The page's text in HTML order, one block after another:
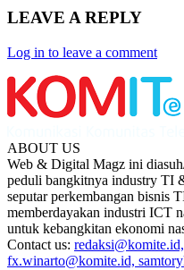
LEAVE A REPLY
Log in to leave a comment
ABOUT US
Web & Digital Magz ini
peduli bangkitnya industry TI
seputar perkembangan bisnis
memberdayakan industri ICT
untuk kebangkitan ekonomi
Contact us:
fx.winarto@komite.id,